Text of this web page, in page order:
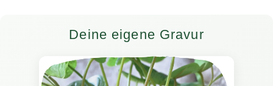
Deine eigene Gravur